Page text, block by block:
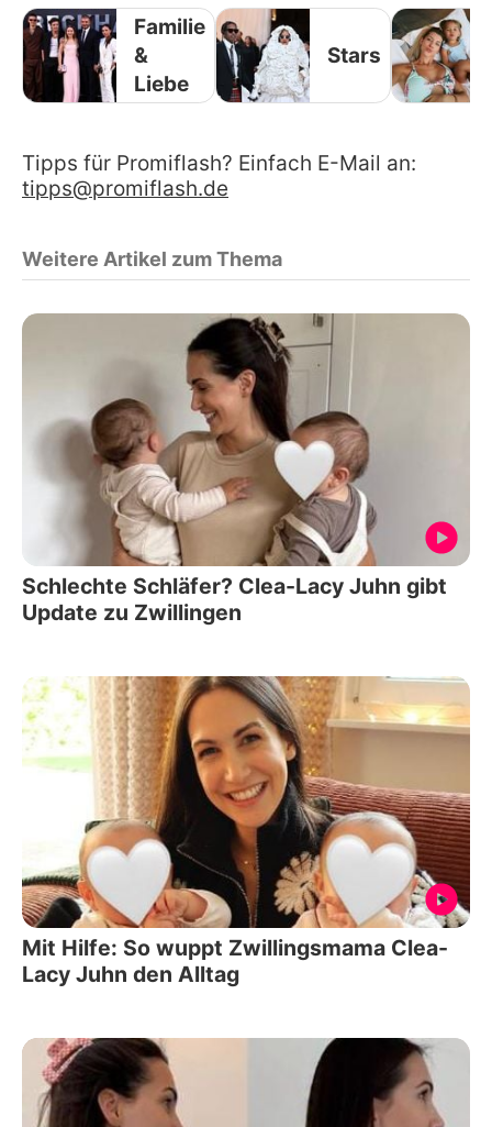
Familie
&
Liebe
Stars
Tipps für Promiflash? Einfach E-Mail an:
tipps@promiflash.de
Weitere Artikel zum Thema
Schlechte Schläfer? Clea-Lacy Juhn gibt
Update zu Zwillingen
Mit Hilfe: So wuppt Zwillingsmama Clea-
Lacy Juhn den Alltag